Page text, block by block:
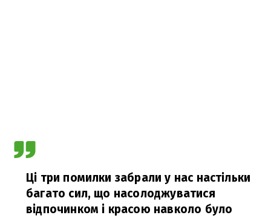
Ці три помилки забрали у нас настільки
багато сил, що насолоджуватися
відпочинком і красою навколо було